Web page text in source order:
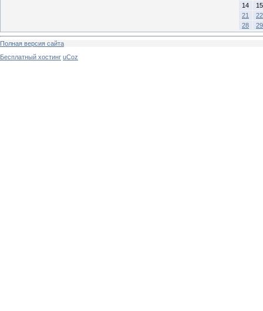
14
15
21
22
28
29
Полная версия сайта
Бесплатный хостинг uCoz